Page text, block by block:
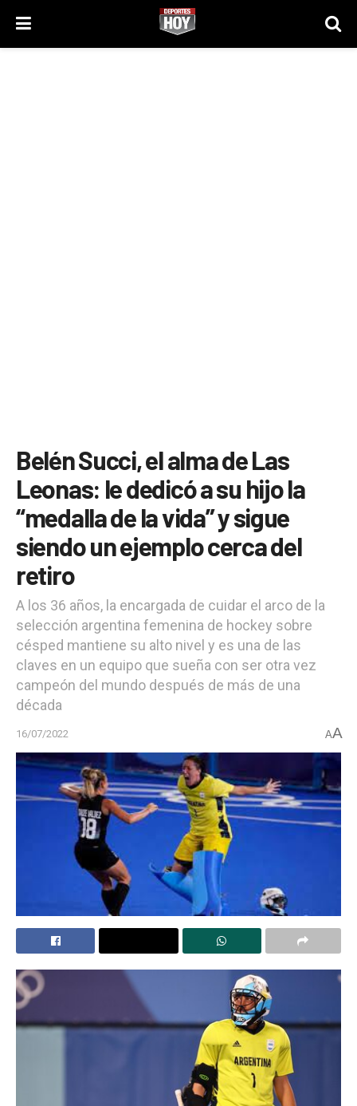
Belén Succi, el alma de Las
Leonas: le dedicó a su hijo la
“medalla de la vida” y sigue
siendo un ejemplo cerca del
retiro
A los 36 años, la encargada de cuidar el arco de la
selección argentina femenina de hockey sobre
césped mantiene su alto nivel y es una de las
claves en un equipo que sueña con ser otra vez
campeón del mundo después de más de una
década
16/07/2022 AA